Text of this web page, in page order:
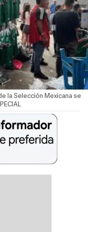
la Selección Mexicana se